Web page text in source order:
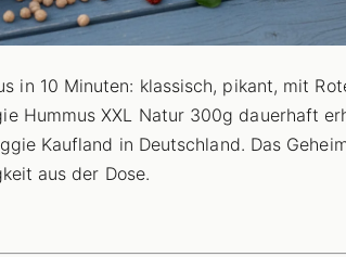
in 10 Minuten: klassisch, pikant, mit
Hummus XXL Natur 300g dauerhaft
Kaufland in Deutschland. Das
aus der Dose.